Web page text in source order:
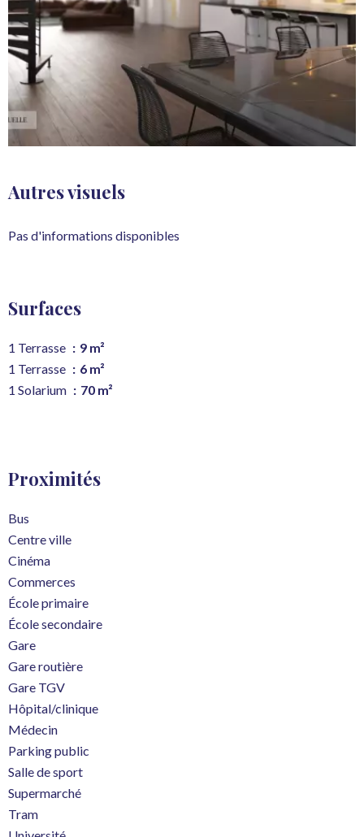
Autres visuels
Pas d'informations disponibles
Surfaces
1 Terrasse
9 m²
1 Terrasse
6 m²
1 Solarium
70 m²
Proximités
Bus
Centre ville
Cinéma
Commerces
École primaire
École secondaire
Gare
Gare routière
Gare TGV
Hôpital/clinique
Médecin
Parking public
Salle de sport
Supermarché
Tram